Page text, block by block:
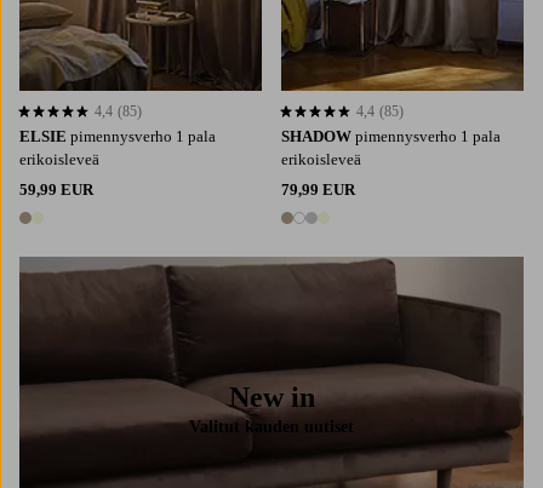
ELSIE pimennysverho 1 pala
erikoisleveä
59,99 EUR
2 värejä
4,4 perustuen 85 arvosanaan
4,4 (85)
SHADOW pimennysverho 1 pala
erikoisleveä
79,99 EUR
4 värejä
4,4 perustuen 85 arvosanaan
4,4 (85)
New in
Valitut kauden uutiset